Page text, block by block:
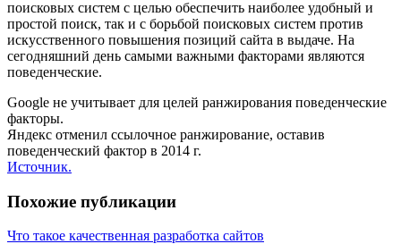
поисковых систем с целью обеспечить наиболее удобный и
простой поиск, так и с борьбой поисковых систем против
искусственного повышения позиций сайта в выдаче. На
сегодняшний день самыми важными факторами являются
поведенческие.
Google не учитывает для целей ранжирования поведенческие
факторы.
Яндекс отменил ссылочное ранжирование, оставив
поведенческий фактор в 2014 г.
Источник.
Похожие публикации
Что такое качественная разработка сайтов